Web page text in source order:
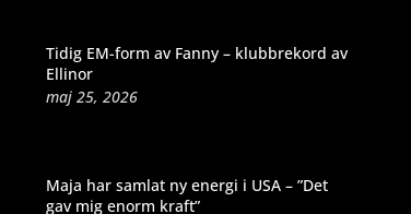
Tidig EM-form av Fanny – klubbrekord av
Ellinor
maj 25, 2026
Maja har samlat ny energi i USA – ”Det
gav mig enorm kraft”